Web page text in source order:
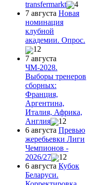
transfermarkt
4
7 августа Новая
номинация
клубной
академии. Опрос.
12
7 августа
ЧМ-2028.
Выборы тренеров
сборных:
Франция,
Аргентина,
Италия, Африка,
Англия
12
6 августа Превью
жеребьевки Лиги
Чемпионов -
2026/27
12
6 августа Кубок
Беларуси.